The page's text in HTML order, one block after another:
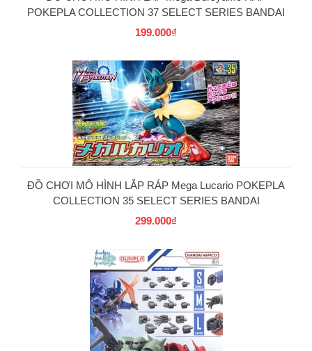
POKEPLA COLLECTION 37 SELECT SERIES BANDAI
199.000₫
ĐỒ CHƠI MÔ HÌNH LẮP RÁP Mega Lucario POKEPLA
COLLECTION 35 SELECT SERIES BANDAI
299.000₫